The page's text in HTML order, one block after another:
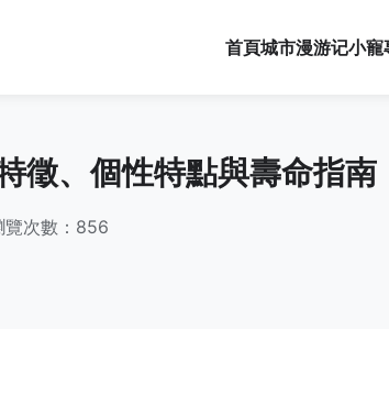
首頁城市漫游记小寵
徵、個性特點與壽命指南
覽次數：856